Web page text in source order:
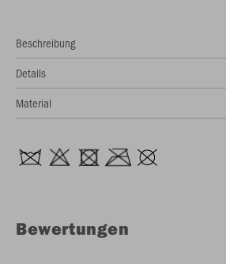
Beschreibung
Details
Material
Bewertungen